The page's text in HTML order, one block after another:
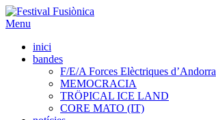
Menu
inici
bandes
F/E/A Forces Elèctriques d’Andorra
MEMOCRACIA
TRÖPICAL ICE LAND
CORE MATO (IT)